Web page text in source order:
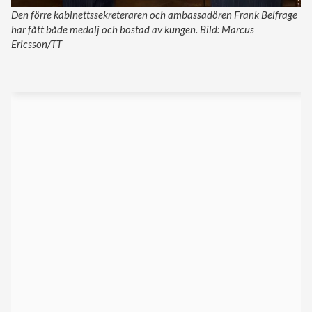
Den förre kabinettssekreteraren och ambassadören Frank Belfrage
har fått både medalj och bostad av kungen. Bild: Marcus
Ericsson/TT